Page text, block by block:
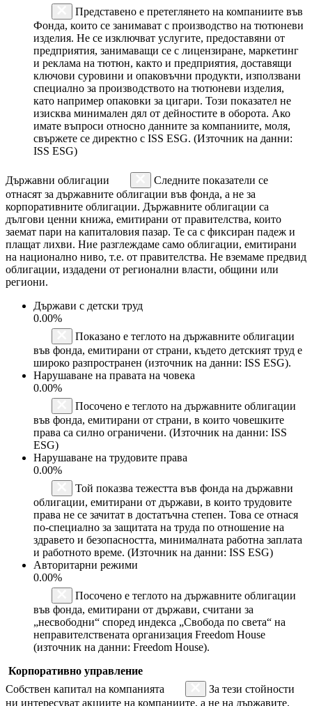
Представено е претеглянето на компаниите във
Фонда, които се занимават с производство на тютюневи
изделия. Не се изключват услугите, предоставяни от
предприятия, занимаващи се с лицензиране, маркетинг
и реклама на тютюн, както и предприятия, доставящи
ключови суровини и опаковъчни продукти, използвани
специално за производството на тютюневи изделия,
като например опаковки за цигари. Този показател не
изисква минимален дял от дейностите в оборота. Ако
имате въпроси относно данните за компаниите, моля,
свържете се директно с ISS ESG. (Източник на данни:
ISS ESG)
Държавни облигации
Следните показатели се
отнасят за държавните облигации във фонда, а не за
корпоративните облигации. Държавните облигации са
дългови ценни книжа, емитирани от правителства, които
заемат пари на капиталовия пазар. Те са с фиксиран падеж и
плащат лихви. Ние разглеждаме само облигации, емитирани
на национално ниво, т.е. от правителства. Не вземаме предвид
облигации, издадени от регионални власти, общини или
региони.
Държави с детски труд
0.00%
Показано е теглото на държавните облигации
във фонда, емитирани от страни, където детският труд е
широко разпространен (източник на данни: ISS ESG).
Нарушаване на правата на човека
0.00%
Посочено е теглото на държавните облигации
във фонда, емитирани от страни, в които човешките
права са силно ограничени. (Източник на данни: ISS
ESG)
Нарушаване на трудовите права
0.00%
Той показва тежестта във фонда на държавни
облигации, емитирани от държави, в които трудовите
права не се зачитат в достатъчна степен. Това се отнася
по-специално за защитата на труда по отношение на
здравето и безопасността, минималната работна заплата
и работното време. (Източник на данни: ISS ESG)
Авторитарни режими
0.00%
Посочено е теглото на държавните облигации
във фонда, емитирани от държави, считани за
„несвободни“ според индекса „Свобода по света“ на
неправителствената организация Freedom House
(източник на данни: Freedom House).
Корпоративно управление
Собствен капитал на компанията
За тези стойности
ни интересуват акциите на компаниите, а не на държавите.